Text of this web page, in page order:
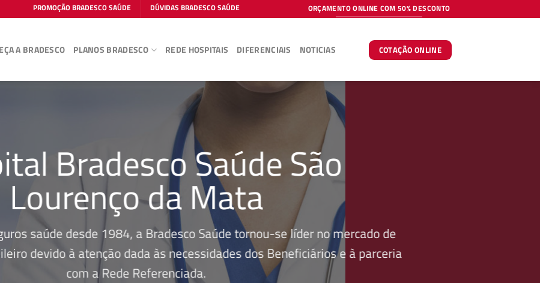
PROMOÇÃO BRADESCO SAÚDE DÚVIDAS BRADESCO SAÚDE ORÇAMENTO ONLINE COM 50% DESCONTO
A BRADESCO PLANOS BRADESCO REDE HOSPITAIS DIFERENCIAIS NOTICIAS COTAÇÃO ONLINE
Bradesco Saúde São
Lourenço da Mata
saúde desde 1984, a Bradesco Saúde tornou-se líder no mercado de
devido à atenção dada às necessidades dos Beneficiários e à parceria
com a Rede Referenciada.